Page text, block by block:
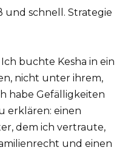
schnell. Strategie
buchte Kesha in ein
nicht unter ihrem,
habe Gefälligkeiten
erklären: einen
dem ich vertraute,
und einen